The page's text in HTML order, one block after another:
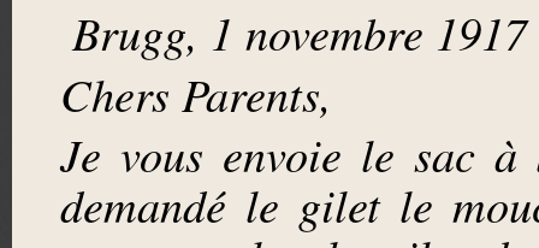
Brugg, 1 novembre 1917
Chers Parents,
Je vous envoie le sac à
demandé le gilet le